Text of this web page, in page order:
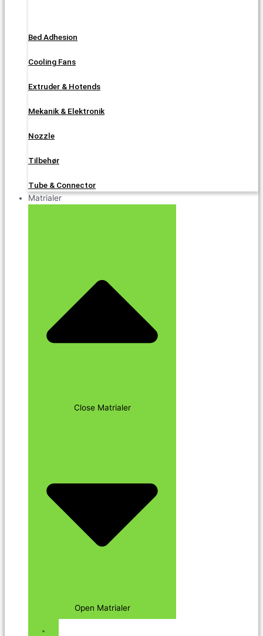
Bed Adhesion
Cooling Fans
Extruder & Hotends
Mekanik & Elektronik
Nozzle
Tilbehør
Tube & Connector
Matrialer
Close Matrialer
Open Matrialer